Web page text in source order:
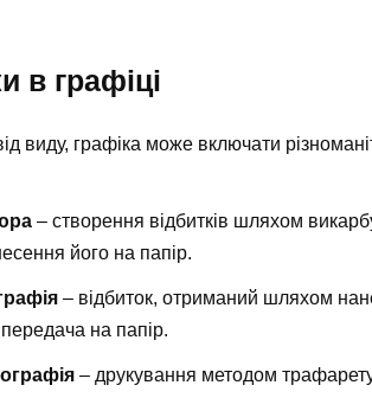
в графіці
виду, графіка може включати
– створення відбитків шляхом
його на папір.
– відбиток, отриманий шляхом
передача на папір.
– друкування методом